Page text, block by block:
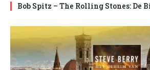
Bob Spitz – The Rolling Stones: De